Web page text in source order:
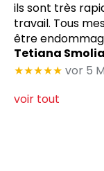
ils sont très
travail. Tous
être
Tetiana
★★★★★ vor 5
voir tout